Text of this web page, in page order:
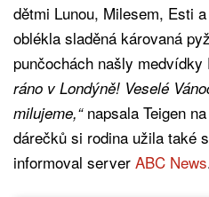
dětmi Lunou, Milesem, Esti
oblékla sladěná károvaná
punčochách našly medvídky
ráno v Londýně! Veselé
milujeme,“ napsala Teigen
dárečků si rodina užila také
informoval server ABC News